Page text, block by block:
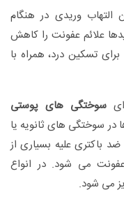
التهاب وریدی در هنگام
علائم عفونت را کاهش
تسکین درد، همراه با
سوختگی های پوستی
سوختگی های ثانویه یا
باکتری علیه بسیاری از
می شود. در انواع
می شود.